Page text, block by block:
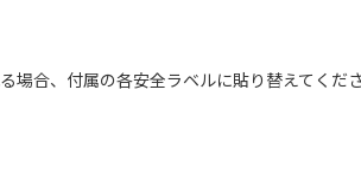
場合、付属の各安全ラベルに貼り替えてくだ